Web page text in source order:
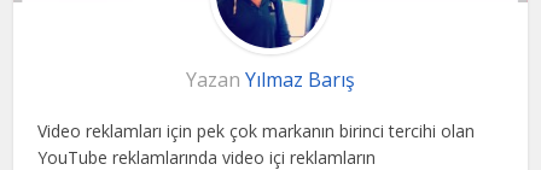
Yazan Yılmaz Barış
Video reklamları için pek çok markanın birinci tercihi olan
YouTube reklamlarında video içi reklamların